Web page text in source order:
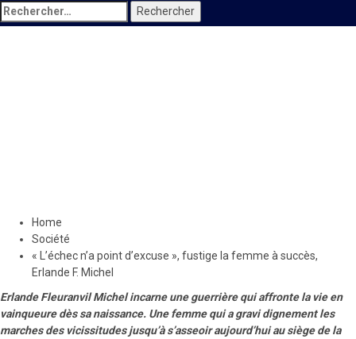
Rechercher :
Home
Société
« L’échec n’a point d’excuse », fustige la femme à succès,
Erlande F. Michel
Erlande Fleuranvil Michel incarne une guerrière qui affronte la vie en
vainqueure dès sa naissance. Une femme qui a gravi dignement les
marches des vicissitudes jusqu’à s’asseoir aujourd’hui au siège de la